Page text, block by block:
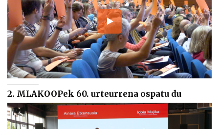
2. MLAKOOPek 60. urteurrena ospatu du